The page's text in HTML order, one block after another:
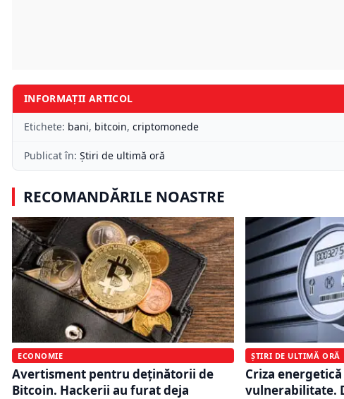
INFORMAȚII ARTICOL
Etichete: bani, bitcoin, criptomonede
Publicat în: Știri de ultimă oră
RECOMANDĂRILE NOASTRE
ECONOMIE
Avertisment pentru deținătorii de
Bitcoin. Hackerii au furat deja
ȘTIRI DE ULTIMĂ ORĂ
Criza
vulnerabilitate.